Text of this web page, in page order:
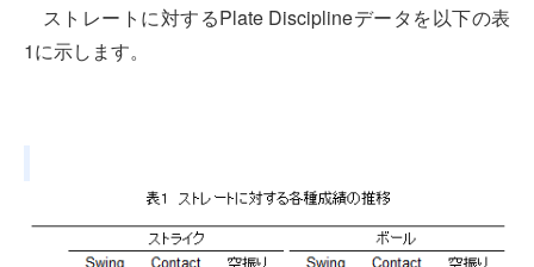
ストレートに対するPlate Disciplineデータを以下の表
1に示します。